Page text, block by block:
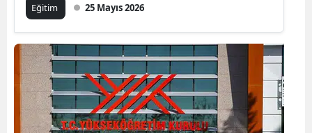
Eğitim 25 Mayıs 2026